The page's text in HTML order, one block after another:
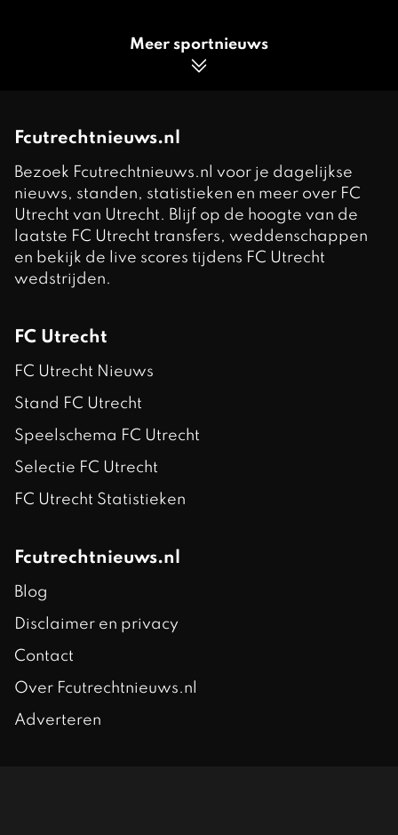
Meer sportnieuws
Fcutrechtnieuws.nl
Bezoek Fcutrechtnieuws.nl voor je dagelijkse
nieuws, standen, statistieken en meer over FC
Utrecht van Utrecht. Blijf op de hoogte van de
laatste FC Utrecht transfers, weddenschappen
en bekijk de live scores tijdens FC Utrecht
wedstrijden.
FC Utrecht
FC Utrecht Nieuws
Stand FC Utrecht
Speelschema FC Utrecht
Selectie FC Utrecht
FC Utrecht Statistieken
Fcutrechtnieuws.nl
Blog
Disclaimer en privacy
Contact
Over Fcutrechtnieuws.nl
Adverteren